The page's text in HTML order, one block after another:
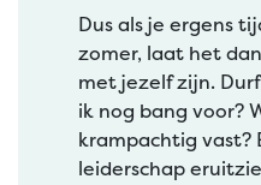
Dus als je ergens
zomer, laat het
met jezelf zijn.
ik nog bang voor?
krampachtig vast?
leiderschap